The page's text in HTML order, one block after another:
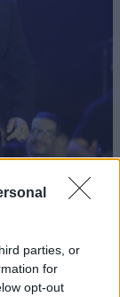
parties, or
for
opt-out
ΝΑ
την